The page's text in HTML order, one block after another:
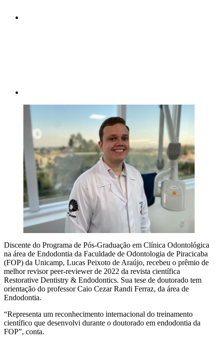
Discente do Programa de Pós-Graduação em Clínica Odontológica
na área de Endodontia da Faculdade de Odontologia de Piracicaba
(FOP) da Unicamp, Lucas Peixoto de Araújo, recebeu o prêmio de
melhor revisor peer-reviewer de 2022 da revista científica
Restorative Dentistry & Endodontics. Sua tese de doutorado tem
orientação do professor Caio Cezar Randi Ferraz, da área de
Endodontia.
“Representa um reconhecimento internacional do treinamento
científico que desenvolvi durante o doutorado em endodontia da
FOP”, conta.